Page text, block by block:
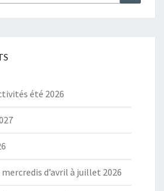
été 2026
d’avril à juillet 2026